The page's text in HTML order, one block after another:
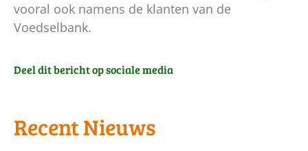
vooral ook namens de klanten van de
Voedselbank.
Deel dit bericht op sociale media
Recent Nieuws